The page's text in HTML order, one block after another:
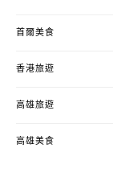
首爾美食
香港旅遊
高雄旅遊
高雄美食